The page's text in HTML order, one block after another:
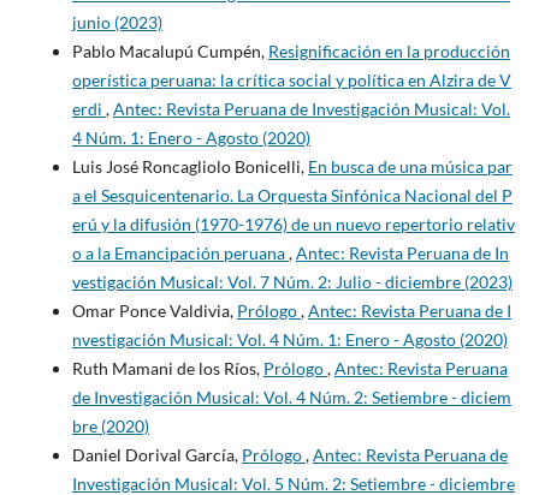
junio (2023)
Pablo Macalupú Cumpén, Resignificación en la producción
operística peruana: la crítica social y política en Alzira de V
erdi ,Antec: Revista Peruana de Investigación Musical: Vol.
4 Núm. 1: Enero - Agosto (2020)
Luis José Roncagliolo Bonicelli, En busca de una música par
a el Sesquicentenario. La Orquesta Sinfónica Nacional del P
erú y la difusión (1970-1976) de un nuevo repertorio relativ
o a la Emancipación peruana,Antec: Revista Peruana de In
vestigación Musical: Vol. 7 Núm. 2: Julio - diciembre (2023)
Omar Ponce Valdivia, Prólogo,Antec: Revista Peruana de I
nvestigación Musical: Vol. 4 Núm. 1: Enero - Agosto (2020)
Ruth Mamani de los Ríos, Prólogo,Antec: Revista Peruana
de Investigación Musical: Vol. 4 Núm. 2: Setiembre - diciem
bre (2020)
Daniel Dorival García, Prólogo,Antec: Revista Peruana de
Investigación Musical: Vol. 5 Núm. 2: Setiembre - diciembre